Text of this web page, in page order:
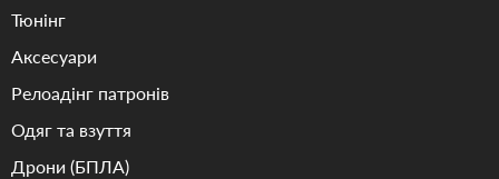
Тюнінг
Аксесуари
Релоадінг патронів
Одяг та взуття
Дрони (БПЛА)